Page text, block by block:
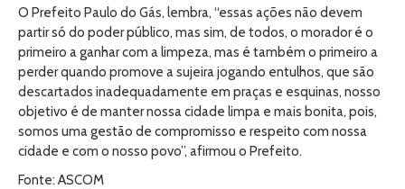
O Prefeito Paulo do Gás, lembra, “essas ações não devem
partir só do poder público, mas sim, de todos, o morador é o
primeiro a ganhar com a limpeza, mas é também o primeiro a
perder quando promove a sujeira jogando entulhos, que são
descartados inadequadamente em praças e esquinas, nosso
objetivo é de manter nossa cidade limpa e mais bonita, pois,
somos uma gestão de compromisso e respeito com nossa
cidade e com o nosso povo”, afirmou o Prefeito.
Fonte: ASCOM